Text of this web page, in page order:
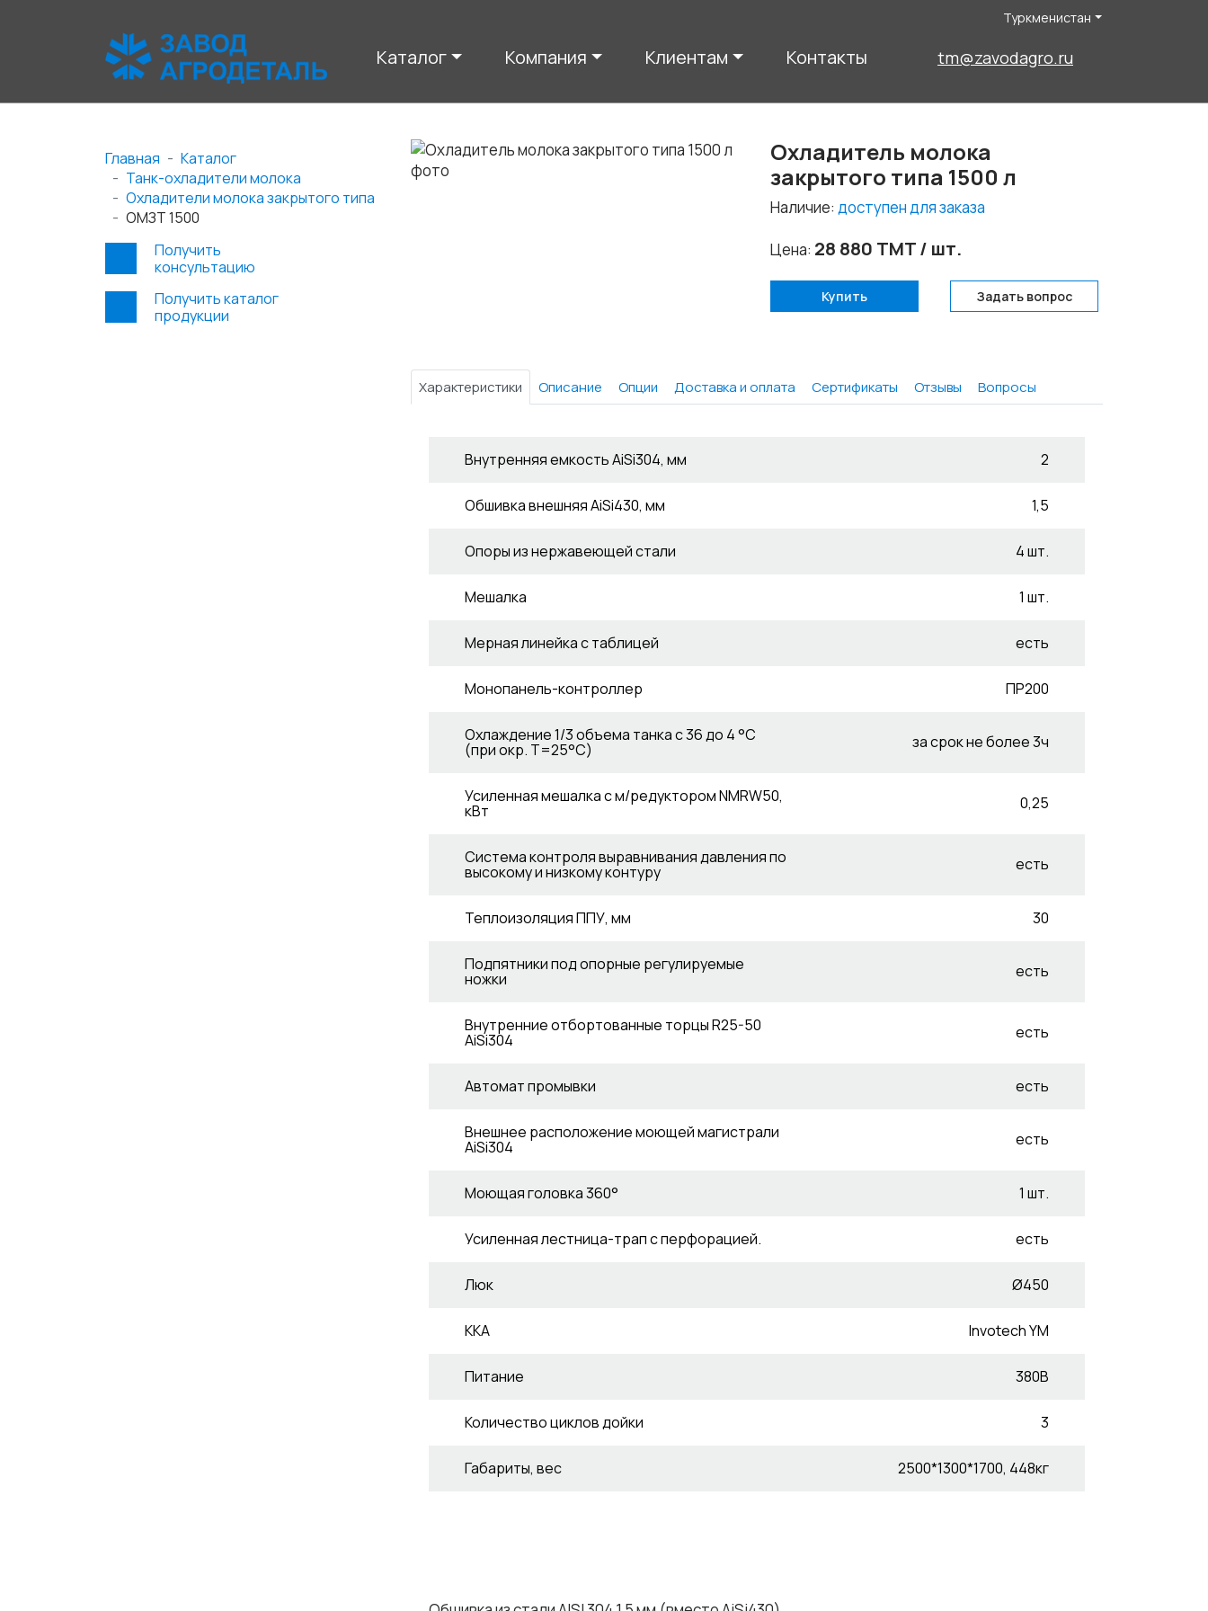
Туркменистан
Каталог Компания Клиентам Контакты tm@zavodagro.ru
Главная
Каталог
Танк-охладители молока
Охладители молока закрытого типа
ОМЗТ 1500
Получить
консультацию
Получить каталог
продукции
Охладитель молока
закрытого типа 1500 л
Наличие: доступен для заказа
Цена: 28 880 TMT / шт.
Купить Задать вопрос
Характеристики Описание Опции Доставка и оплата Сертификаты Отзывы Вопросы
Внутренняя емкость AiSi304, мм 2
Обшивка внешняя AiSi430, мм 1,5
Опоры из нержавеющей стали 4 шт.
Мешалка 1 шт.
Мерная линейка с таблицей есть
Монопанель-контроллер ПР200
Охлаждение 1/3 объема танка с 36 до 4 °C
(при окр. Т=25°С) за срок не более 3ч
Усиленная мешалка с м/редуктором NMRW50,
кВт 0,25
Система контроля выравнивания давления по
высокому и низкому контуру есть
Теплоизоляция ППУ, мм 30
Подпятники под опорные регулируемые
ножки есть
Внутренние отбортованные торцы R25-50
AiSi304 есть
Автомат промывки есть
Внешнее расположение моющей магистрали
AiSi304 есть
Моющая головка 360° 1 шт.
Усиленная лестница-трап с перфорацией. есть
Люк Ø450
ККА Invotech YM
Питание 380В
Количество циклов дойки 3
Габариты, вес 2500*1300*1700, 448кг